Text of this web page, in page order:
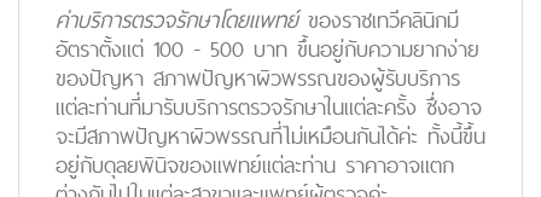
ค่าบริการตรวจรักษาโดยแพทย์ของราชเทวีคลินิกมี
อัตราตั้งแต่ 100 - 500 บาท ขึ้นอยู่กับความยากง่าย
ของปัญหา สภาพปัญหาผิวพรรณของผู้รับบริการ
แต่ละท่านที่มารับบริการตรวจรักษาในแต่ละครั้ง ซึ่งอาจ
จะมีสภาพปัญหาผิวพรรณที่ไม่เหมือนกันได้ค่ะ ทั้งนี้ขึ้น
อยู่กับดุลยพินิจของแพทย์แต่ละท่าน ราคาอาจแตก